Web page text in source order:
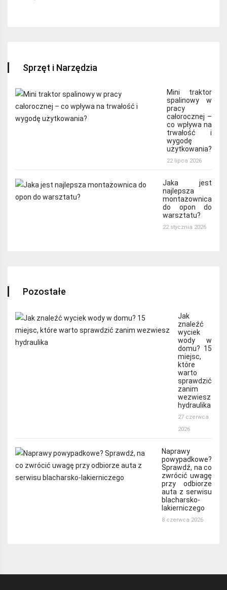
Sprzęt i Narzędzia
Mini traktor
spalinowy w
pracy
całorocznej –
co wpływa na
trwałość i
wygodę
użytkowania?
22 lipca 2026
Jaka jest
najlepsza
montażownica
do opon do
warsztatu?
22 stycznia 2026
Pozostałe
Jak
znaleźć
wyciek
wody w
domu? 15
miejsc,
które
warto
sprawdzić
zanim
wezwiesz
hydraulika
27 czerwca
2026
Naprawy
powypadkowe?
Sprawdź, na co
zwrócić uwagę
przy odbiorze
auta z serwisu
blacharsko-
lakierniczego
8 czerwca 2026